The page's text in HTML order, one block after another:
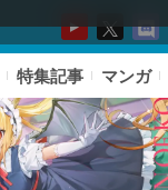
特集記事 マンガ